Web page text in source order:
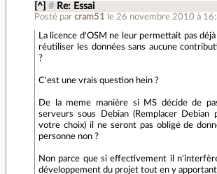
[^] # Re: Essai
Posté par cram51 le 26 novembre 2010 à
La licence d'OSM ne leur permettait pas
réutiliser les données sans aucune
?
C'est une vrais question hein ?
De la meme manière si MS décide de
serveurs sous Debian (Remplacer
votre choix) il ne seront pas obligé de
personne non ?
Non parce que si effectivement il
développement du projet tout en y